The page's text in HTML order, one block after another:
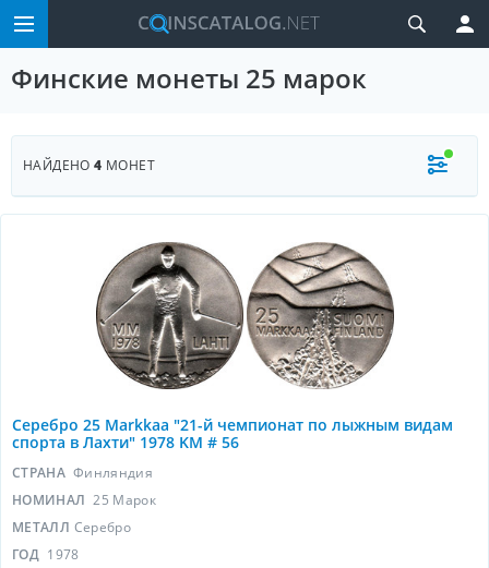
Финские монеты 25 марок
НАЙДЕНО4 МОНЕТ
Серебро 25 Markkaa "21-й чемпионат по лыжным видам
спорта в Лахти" 1978 KM # 56
СТРАНА Финляндия
НОМИНАЛ 25 Марок
МЕТАЛЛ Серебро
ГОД 1978